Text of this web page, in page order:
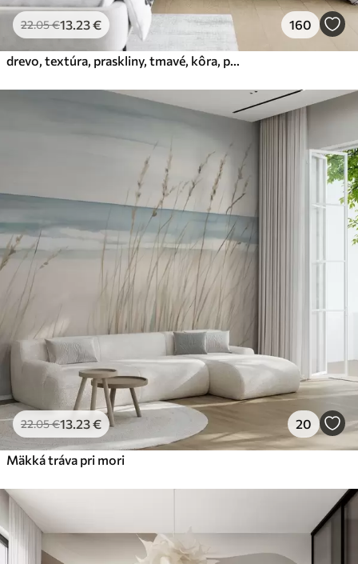
22.05€13 .23€ 160
22.05€13 .23€ 20
Mäkká tráva pri mori